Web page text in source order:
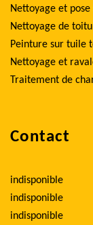
Nettoyage et
Nettoyage de
Peinture sur tuile
Nettoyage et
Traitement de
Contact
indisponible
indisponible
indisponible